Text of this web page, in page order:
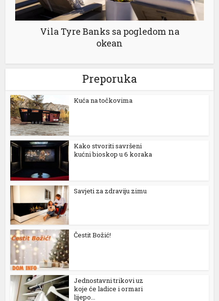
Vila Tyre Banks sa pogledom na
okean
Preporuka
Kuća na točkovima
Kako stvoriti savršeni
kućni bioskop u 6 koraka
Savjeti za zdraviju zimu
Čestit Božić!
Jednostavni trikovi uz
koje će ladice i ormari
lijepo...